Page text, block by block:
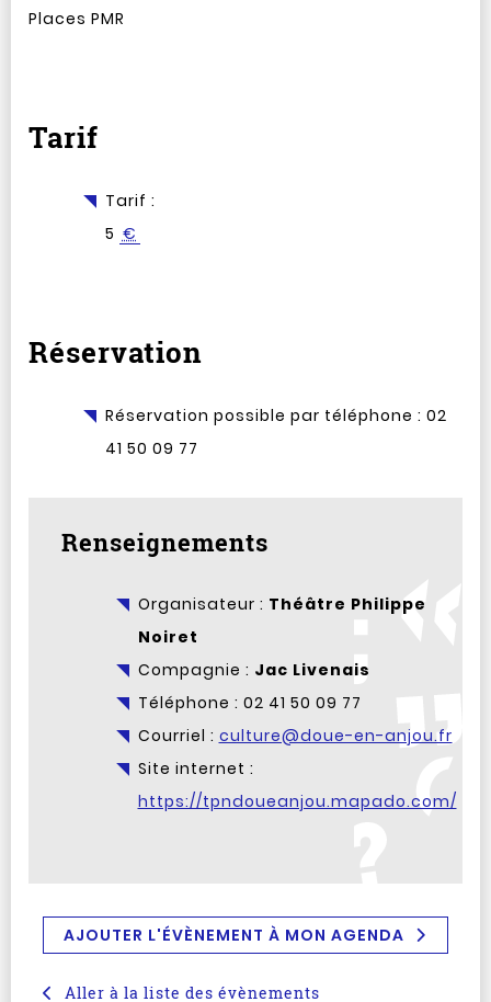
Places PMR
Tarif
Tarif :
5 €
Réservation
Réservation possible par téléphone : 02
41 50 09 77
Renseignements
Organisateur : Théâtre Philippe
Noiret
Compagnie : Jac Livenais
Téléphone : 02 41 50 09 77
Courriel : culture@doue-en-anjou.fr
Site internet :
https://tpndoueanjou.mapado.com/
AJOUTER L'ÉVÈNEMENT À MON AGENDA
Aller à la liste des évènements